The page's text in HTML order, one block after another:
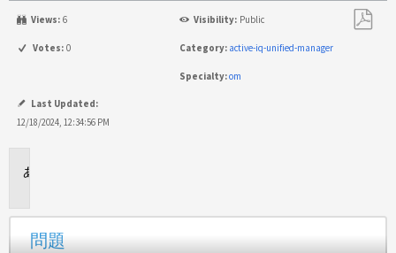
Views: 6 Visibility: Public
Votes: 0 Category: active-iq-unified-manager
Specialty:om
Last Updated:
12/18/2024, 12:34:56 PM
問題